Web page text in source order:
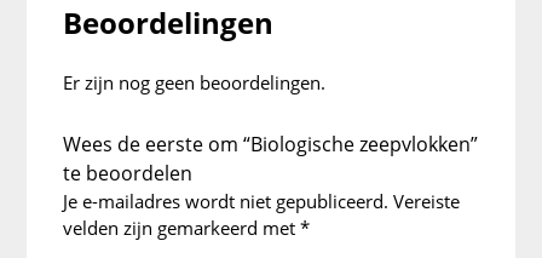
Beoordelingen
Er zijn nog geen beoordelingen.
Wees de eerste om “Biologische zeepvlokken”
te beoordelen
Je e-mailadres wordt niet gepubliceerd. Vereiste
velden zijn gemarkeerd met*